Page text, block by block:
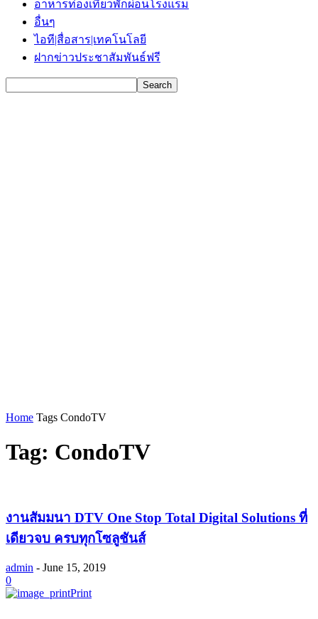
อาหารท่องเที่ยวพักผ่อนโรงแรม
อื่นๆ
ไอที|สื่อสาร|เทคโนโลยี
ฝากข่าวประชาสัมพันธ์ฟรี
Home Tags CondoTV
Tag: CondoTV
งานสัมมนา DTV One Stop Total Digital Solutions ที่
เดียวจบ ครบทุกโซลูชันส์
admin - June 15, 2019
0
Print